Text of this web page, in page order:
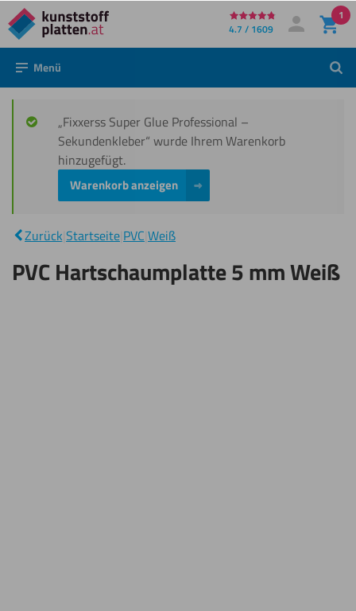
Direkt
zum
Inhalt
4.7 / 1609 Mein Konto
Anmelden
1
Menü
„Fixxerss Super Glue Professional –
Sekundenkleber“ wurde Ihrem Warenkorb
hinzugefügt.
Warenkorb anzeigen
Zurück Startseite PVC Weiß
Hartschaumplatte
5 mm Weiß
PVC Hartschaumplatte 5 mm Weiß